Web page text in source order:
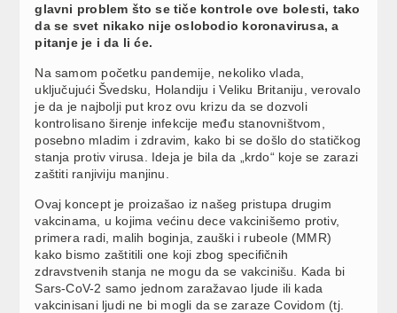
glavni problem što se tiče kontrole ove bolesti, tako
da se svet nikako nije oslobodio koronavirusa, a
pitanje je i da li će.
Na samom početku pandemije, nekoliko vlada,
uključujući Švedsku, Holandiju i Veliku Britaniju, verovalo
je da je najbolji put kroz ovu krizu da se dozvoli
kontrolisano širenje infekcije među stanovništvom,
posebno mladim i zdravim, kako bi se došlo do statičkog
stanja protiv virusa. Ideja je bila da „krdo“ koje se zarazi
zaštiti ranjiviju manjinu.
Ovaj koncept je proizašao iz našeg pristupa drugim
vakcinama, u kojima većinu dece vakcinišemo protiv,
primera radi, malih boginja, zauški i rubeole (MMR)
kako bismo zaštitili one koji zbog specifičnih
zdravstvenih stanja ne mogu da se vakcinišu. Kada bi
Sars-CoV-2 samo jednom zaražavao ljude ili kada
vakcinisani ljudi ne bi mogli da se zaraze Covidom (tj.